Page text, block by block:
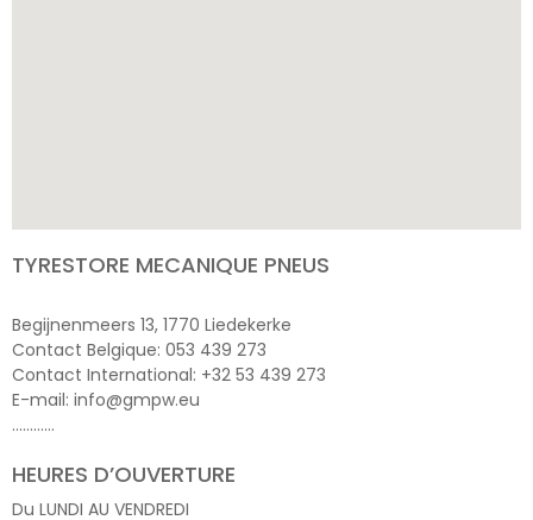
TYRESTORE MECANIQUE PNEUS
Begijnenmeers 13, 1770 Liedekerke
Contact Belgique: 053 439 273
Contact International: +32 53 439 273
E-mail: info@gmpw.eu
…………
HEURES D’OUVERTURE
Du LUNDI AU VENDREDI